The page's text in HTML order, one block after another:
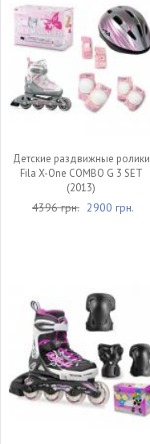
Детские раздвижные ролики
Fila X-One COMBO G 3 SET
(2013)
4396 грн. 2900 грн.